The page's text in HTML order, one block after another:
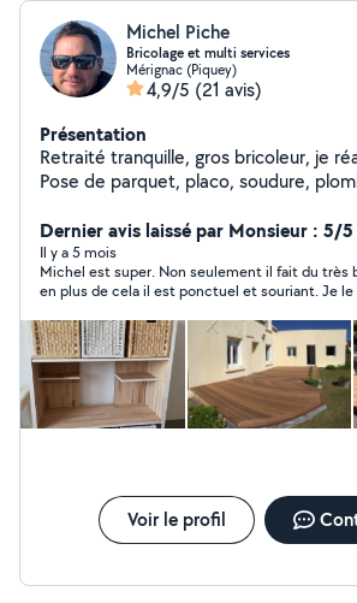
Michel Piche
Bricolage et multi services
Mérignac (Piquey)
4,9/5 (21 avis)
Présentation
Retraité tranquille, gros bricoleur, je
Pose de parquet, placo, soudure,
Spécialiste des terrasses en bois. Si
demande et que vous recevez une
part, c'est probablement que votre
éloigné de mes préférences sur le site
donc vous répondre y compris par
Dernier avis laissé par Monsieur : 5/5
Il y a 5 mois
Michel est super. Non seulement il fait du très
en plus de cela il est ponctuel et souriant. Je
services!
Voir le profil